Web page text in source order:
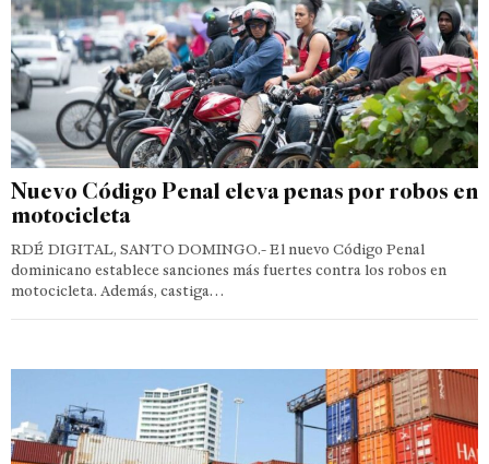
Nuevo Código Penal eleva penas por robos en
motocicleta
RDÉ DIGITAL, SANTO DOMINGO.- El nuevo Código Penal
dominicano establece sanciones más fuertes contra los robos en
motocicleta. Además, castiga…